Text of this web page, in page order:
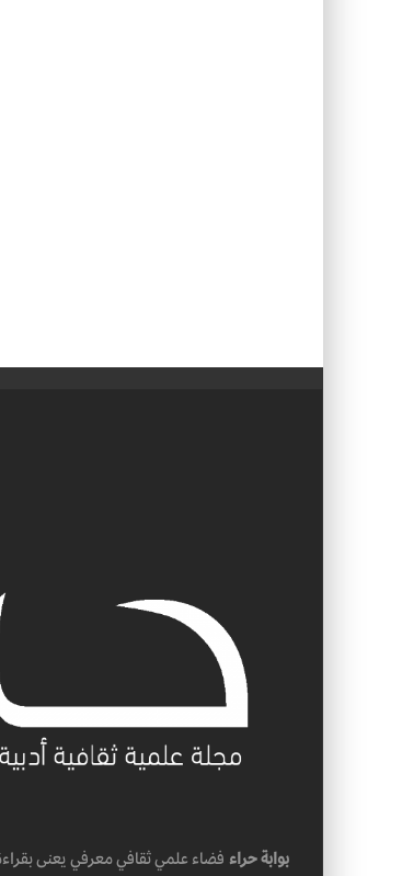
بوابة حراء فضاء علمي ثقافي معرفي يعنى